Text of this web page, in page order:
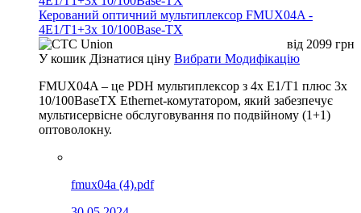
Керований оптичний мультиплексор FMUX04A -
4E1/T1+3x 10/100Base-TX
від 2099 грн
У кошик Дізнатися ціну Вибрати Модифікацію
FMUX04A – це PDH мультиплексор з 4x E1/T1 плюс 3x
10/100BaseTX Ethernet-комутатором, який забезпечує
мультисервісне обслуговування по подвійному (1+1)
оптоволокну.
fmux04a (4).pdf